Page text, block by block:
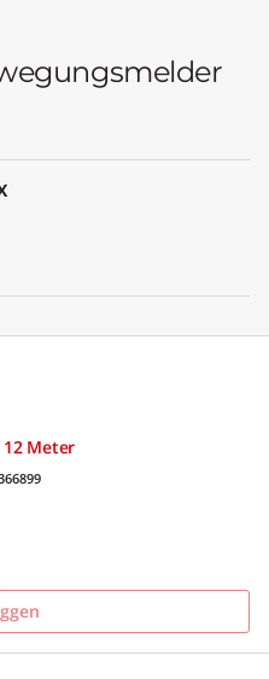
12 Meter